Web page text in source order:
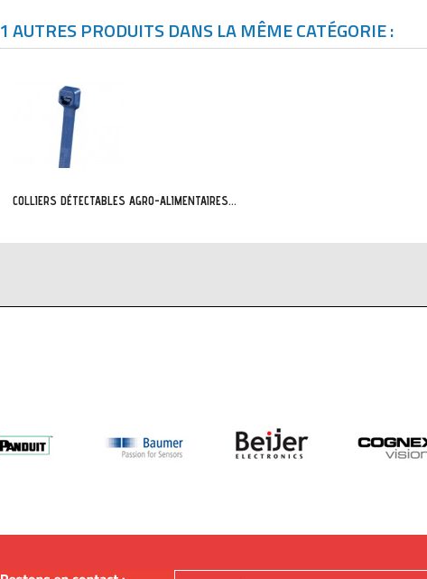
1 AUTRES PRODUITS DANS LA MÊME CATÉGORIE :
COLLIERS DÉTECTABLES AGRO-ALIMENTAIRES...